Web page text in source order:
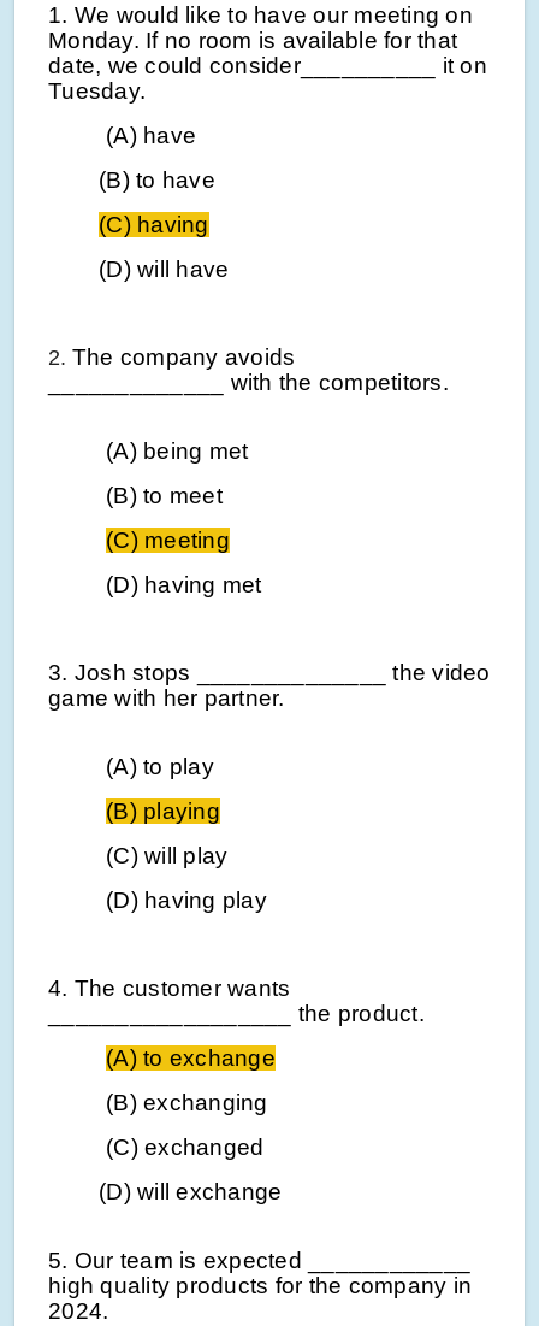
1. We would like to have our meeting on
Monday. If no room is available for that
date, we could consider__________ it on
Tuesday.
(A) have
(B) to have
(C) having
(D) will have
2. The company avoids
_____________ with the competitors.
(A) being met
(B) to meet
(C) meeting
(D) having met
3. Josh stops ______________ the video
game with her partner.
(A) to play
(B) playing
(C) will play
(D) having play
4. The customer wants
__________________ the product.
(A) to exchange
(B) exchanging
(C) exchanged
(D) will exchange
5. Our team is expected ____________
high quality products for the company in
2024.